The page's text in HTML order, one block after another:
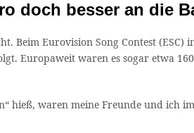
doch besser an die
Eurovision Song Contest
Europaweit waren es sogar etwa
hieß, waren meine Freunde und ich